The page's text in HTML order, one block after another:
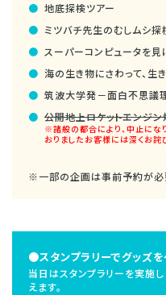
地底探検ツアー
ミツバチ先生のむしムシ探
スーパーコンピュータを見
海の生き物にさわって、生
筑波大学発－面白不思議
公開地上ロケットエンジ
※諸般の都合により、中止にな
おりましたお客様には深くお詫
※一部の企画は事前予約が必
●スタンプラリーでグッズを
当日はスタンプラリーを実施
えます。